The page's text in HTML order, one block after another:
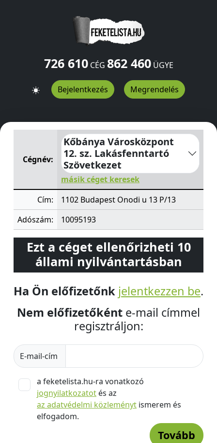
726 610CÉG 862 460ÜGYE
Bejelentkezés Megrendelés
Kőbánya Városközpont 12. sz. Lakásfenntartó
Cégnév:
Kőbánya Városközpont
12. sz. Lakásfenntartó
Szövetkezet
másik céget keresek
Cím:
1102 Budapest Onodi u 13 P/13
Adószám:
10095193
Ezt a céget ellenőrizheti 10
állami nyilvántartásban
Ha Ön előfizetőnk jelentkezzen be.
Nem előfizetőként e-mail címmel
regisztráljon:
E-mail-cím
a feketelista.hu-ra vonatkozó
jognyilatkozatot és az
az adatvédelmi közleményt ismerem és
elfogadom.
Tovább